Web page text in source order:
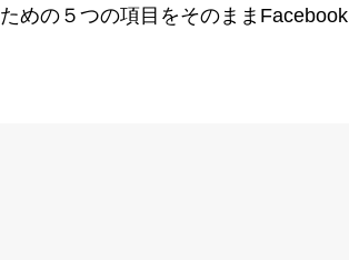
ための５つの項目をそのままFacebook